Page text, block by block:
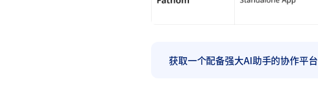
获取一个配备强大AI助手的协作平台